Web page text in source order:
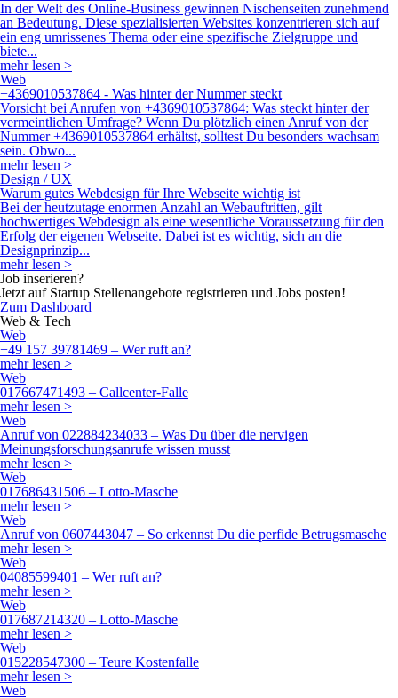
vermeintlichen Umfrage? Wenn Du plötzlich einen Anruf von der
Nummer +4369010537864 erhältst, solltest Du besonders wachsam
sein. Obwo...
mehr lesen >
Design / UX
Warum gutes Webdesign für Ihre Webseite wichtig ist
Bei der heutzutage enormen Anzahl an Webauftritten, gilt
hochwertiges Webdesign als eine wesentliche Voraussetzung für den
Erfolg der eigenen Webseite. Dabei ist es wichtig, sich an die
Designprinzip...
mehr lesen >
Job inserieren?
Jetzt auf Startup Stellenangebote registrieren und Jobs posten!
Zum Dashboard
Web & Tech
Web
+49 157 39781469 – Wer ruft an?
mehr lesen >
Web
017667471493 – Callcenter-Falle
mehr lesen >
Web
Anruf von 022884234033 – Was Du über die nervigen
Meinungsforschungsanrufe wissen musst
mehr lesen >
Web
017686431506 – Lotto-Masche
mehr lesen >
Web
Anruf von 0607443047 – So erkennst Du die perfide Betrugsmasche
mehr lesen >
Web
04085599401 – Wer ruft an?
mehr lesen >
Web
017687214320 – Lotto-Masche
mehr lesen >
Web
015228547300 – Teure Kostenfalle
mehr lesen >
Web
017650642602 – Was steckt dahinter?
mehr lesen >
Web
015162770628 – So schützt Du Dich
mehr lesen >
Web
051171109028 – Telekom oder Verkaufstrick?
mehr lesen >